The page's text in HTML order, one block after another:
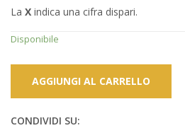
La X indica una cifra dispari.
Disponibile
AGGIUNGI AL CARRELLO
CONDIVIDI SU: